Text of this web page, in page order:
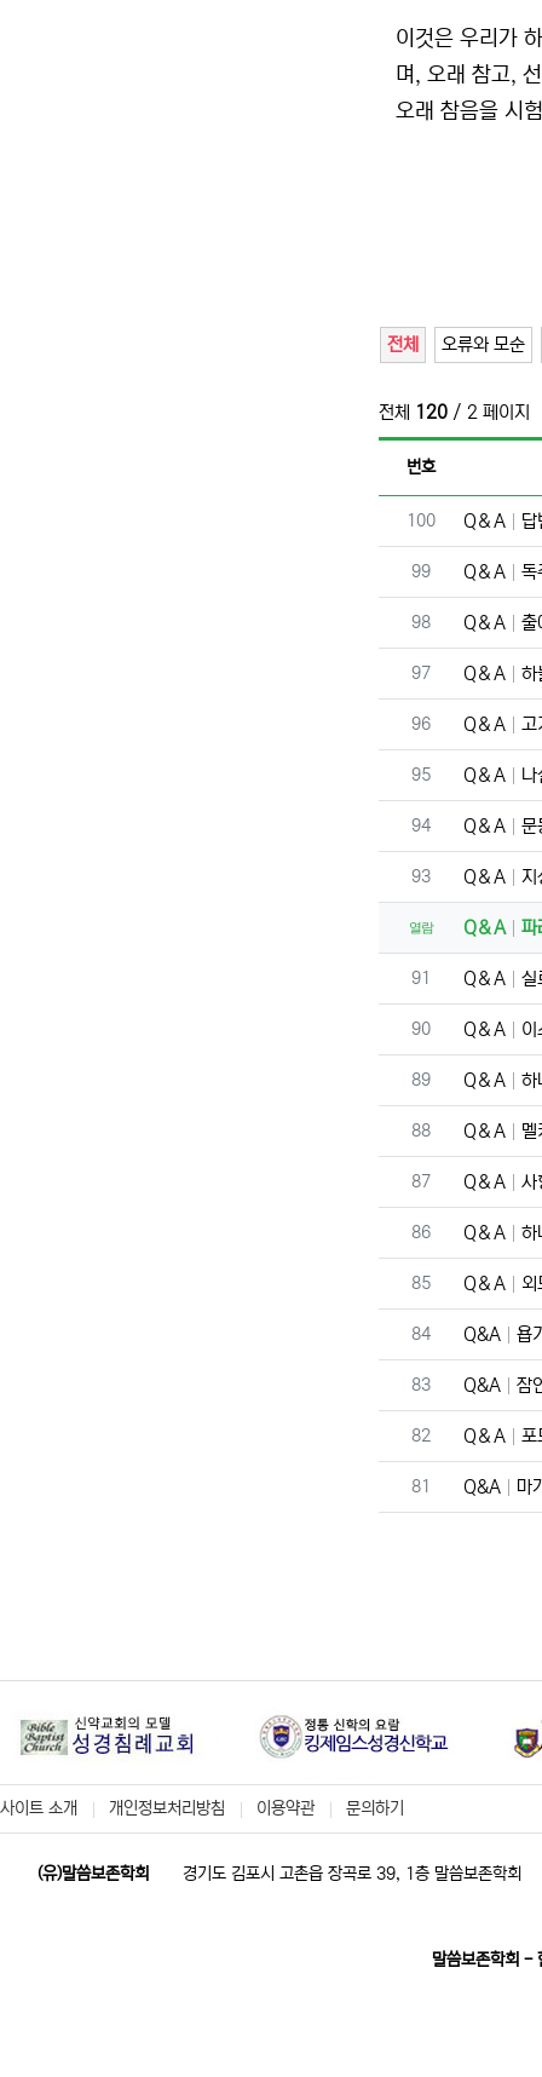
이것은 우리가
며, 오래 참고,
오래 참음을 시
전체 오류와 모순
전체 120 / 2 페이지
번호
번호
100 Q＆A 답
번호
99 Q＆A 독
번호
98 Q＆A 출
번호
97 Q＆A 하
번호
96 Q＆A 고
번호
95 Q＆A 나
번호
94 Q＆A 문
번호
93 Q＆A 지
열람 Q＆A 파
번호
91 Q＆A 실
번호
90 Q＆A 이
번호
89 Q＆A 하
번호
88 Q＆A 멜
번호
87 Q＆A 사
번호
86 Q＆A 하
번호
85 Q＆A 외
번호
84 Q&A 욥
번호
83 Q&A 잠
번호
82 Q＆A 포
번호
81 Q&A 마
사이트 소개 개인정보처리방침 이용약관 문의하기
(유)말씀보존학회 경기도 김포시 고촌읍 장곡로 39, 1층 말씀보존학회
말씀보존학회 -